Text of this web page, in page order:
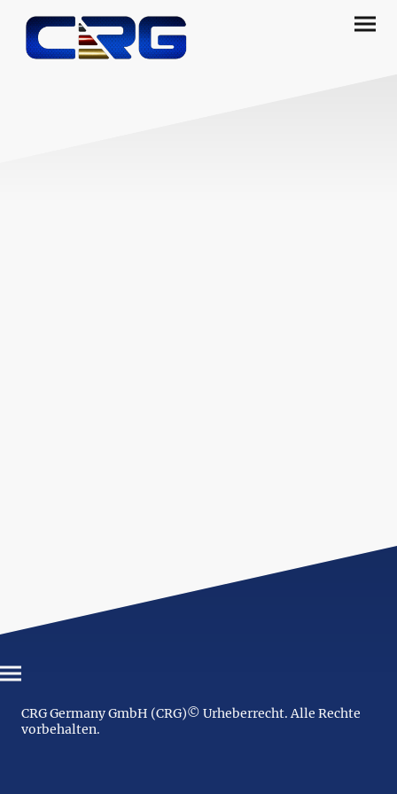
CRG Germany GmbH (CRG)© Urheberrecht. Alle Rechte
vorbehalten.